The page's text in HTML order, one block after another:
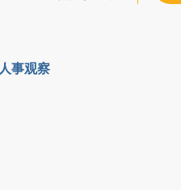
人事观察